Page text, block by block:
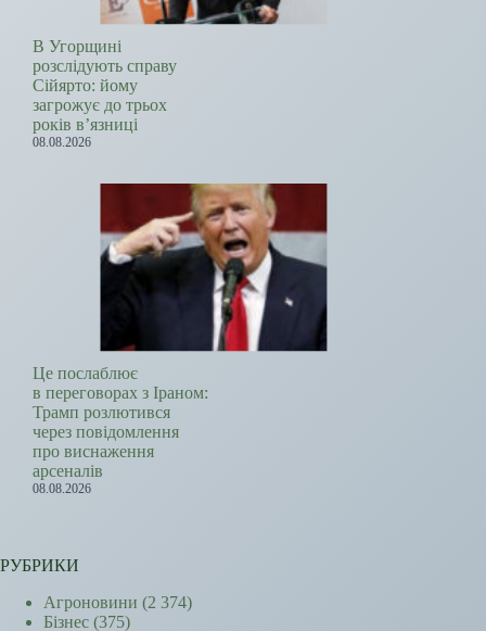
В Угорщині
розслідують справу
Сійярто: йому
загрожує до трьох
років в’язниці
08.08.2026
Це послаблює
в переговорах з Іраном:
Трамп розлютився
через повідомлення
про виснаження
арсеналів
08.08.2026
РУБРИКИ
Агроновини (2 374)
Бізнес (375)